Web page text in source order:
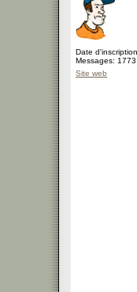
Date
Messages: 1773
Site web